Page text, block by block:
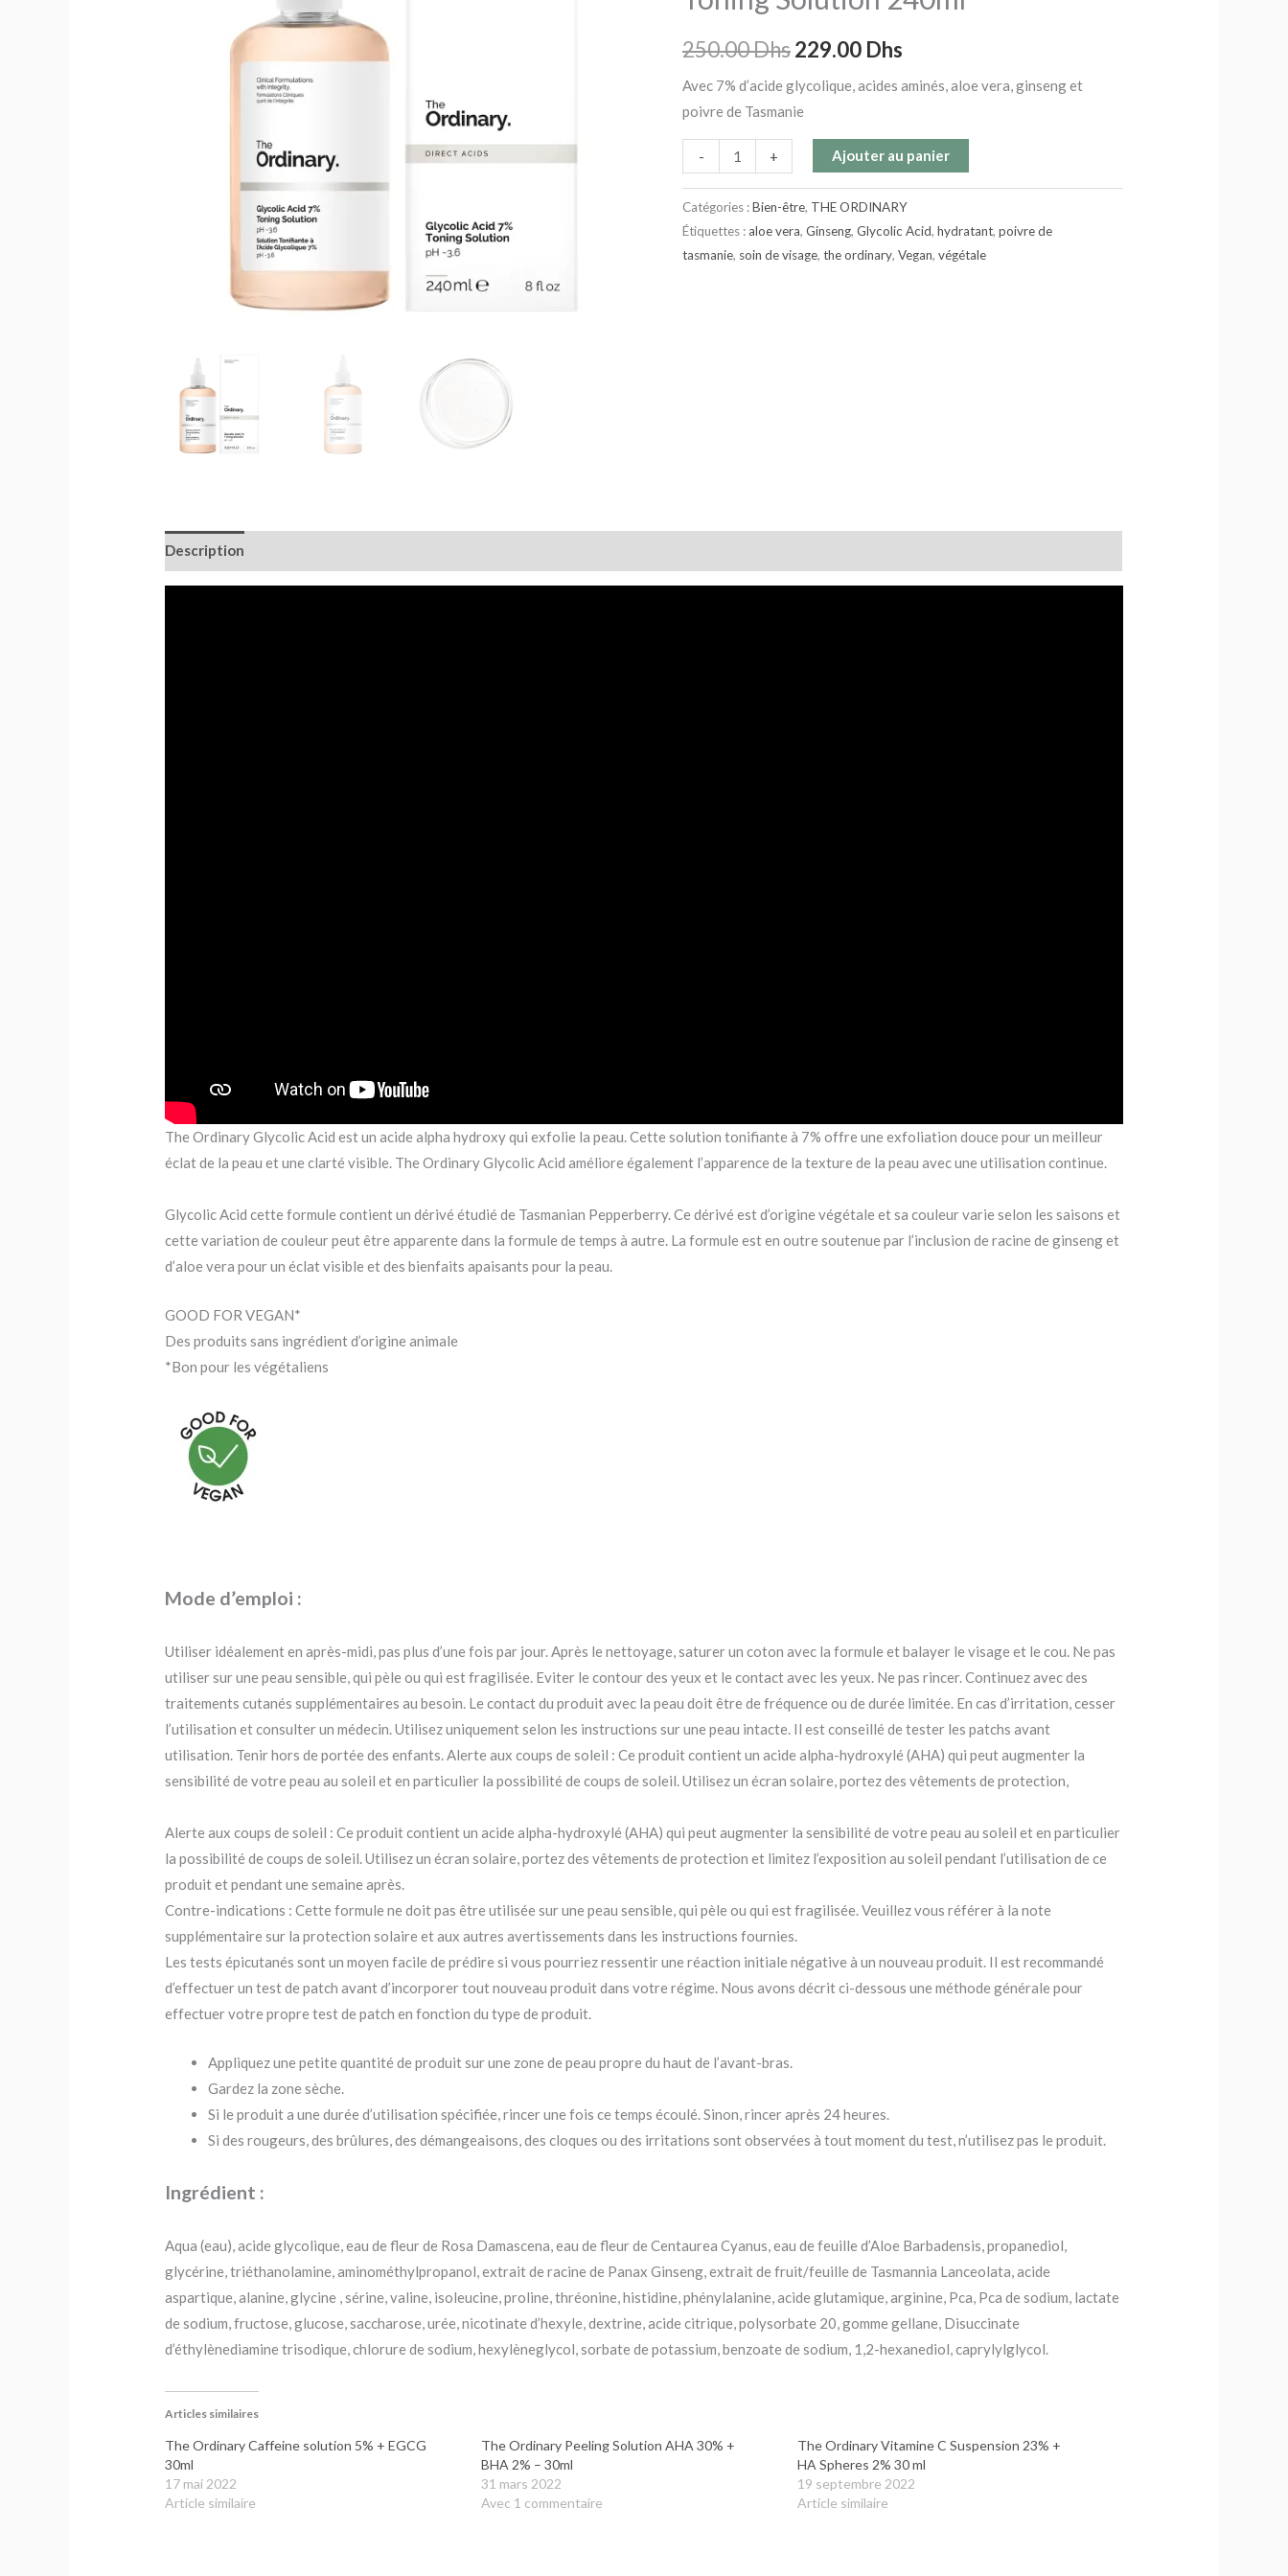
250.00Dhs229.00 Dhs
Avec 7% d’acide glycolique, acides aminés, aloe vera, ginseng et
poivre de Tasmanie
-
Toning
+ Ajouter au panier
Catégories :Bien-être, THE ORDINARY
Étiquettes :aloe vera, Ginseng, Glycolic Acid, hydratant, poivre de
tasmanie, soin de visage, the ordinary, Vegan, végétale
Description
The Ordinary Glycolic Acid est un acide alpha hydroxy qui exfolie la peau. Cette solution tonifiante à 7% offre une exfoliation douce pour un meilleur
éclat de la peau et une clarté visible. The Ordinary Glycolic Acid améliore également l’apparence de la texture de la peau avec une utilisation continue.
Glycolic Acid cette formule contient un dérivé étudié de Tasmanian Pepperberry. Ce dérivé est d’origine végétale et sa couleur varie selon les saisons et
cette variation de couleur peut être apparente dans la formule de temps à autre. La formule est en outre soutenue par l’inclusion de racine de ginseng et
d’aloe vera pour un éclat visible et des bienfaits apaisants pour la peau.
GOOD FOR VEGAN*
Des produits sans ingrédient d’origine animale
*Bon pour les végétaliens
Mode d’emploi :
Utiliser idéalement en après-midi, pas plus d’une fois par jour. Après le nettoyage, saturer un coton avec la formule et balayer le visage et le cou. Ne pas
utiliser sur une peau sensible, qui pèle ou qui est fragilisée. Eviter le contour des yeux et le contact avec les yeux. Ne pas rincer. Continuez avec des
traitements cutanés supplémentaires au besoin. Le contact du produit avec la peau doit être de fréquence ou de durée limitée. En cas d’irritation, cesser
l’utilisation et consulter un médecin. Utilisez uniquement selon les instructions sur une peau intacte. Il est conseillé de tester les patchs avant
utilisation. Tenir hors de portée des enfants. Alerte aux coups de soleil : Ce produit contient un acide alpha-hydroxylé (AHA) qui peut augmenter la
sensibilité de votre peau au soleil et en particulier la possibilité de coups de soleil. Utilisez un écran solaire, portez des vêtements de protection,
Alerte aux coups de soleil : Ce produit contient un acide alpha-hydroxylé (AHA) qui peut augmenter la sensibilité de votre peau au soleil et en particulier
la possibilité de coups de soleil. Utilisez un écran solaire, portez des vêtements de protection et limitez l’exposition au soleil pendant l’utilisation de ce
produit et pendant une semaine après.
Contre-indications : Cette formule ne doit pas être utilisée sur une peau sensible, qui pèle ou qui est fragilisée. Veuillez vous référer à la note
supplémentaire sur la protection solaire et aux autres avertissements dans les instructions fournies.
Les tests épicutanés sont un moyen facile de prédire si vous pourriez ressentir une réaction initiale négative à un nouveau produit. Il est recommandé
d’effectuer un test de patch avant d’incorporer tout nouveau produit dans votre régime. Nous avons décrit ci-dessous une méthode générale pour
effectuer votre propre test de patch en fonction du type de produit.
Appliquez une petite quantité de produit sur une zone de peau propre du haut de l’avant-bras.
Gardez la zone sèche.
Si le produit a une durée d’utilisation spécifiée, rincer une fois ce temps écoulé. Sinon, rincer après 24 heures.
Si des rougeurs, des brûlures, des démangeaisons, des cloques ou des irritations sont observées à tout moment du test, n’utilisez pas le produit.
Ingrédient :
Aqua (eau), acide glycolique, eau de fleur de Rosa Damascena, eau de fleur de Centaurea Cyanus, eau de feuille d’Aloe Barbadensis, propanediol,
glycérine, triéthanolamine, aminométhylpropanol, extrait de racine de Panax Ginseng, extrait de fruit/feuille de Tasmannia Lanceolata, acide
aspartique, alanine, glycine , sérine, valine, isoleucine, proline, thréonine, histidine, phénylalanine, acide glutamique, arginine, Pca, Pca de sodium, lactate
de sodium, fructose, glucose, saccharose, urée, nicotinate d’hexyle, dextrine, acide citrique, polysorbate 20, gomme gellane, Disuccinate
d’éthylènediamine trisodique, chlorure de sodium, hexylèneglycol, sorbate de potassium, benzoate de sodium, 1,2-hexanediol, caprylylglycol.
Articles similaires
The Ordinary Caffeine solution 5% + EGCG
30ml
17 mai 2022
Article similaire
The Ordinary Peeling Solution AHA 30% +
BHA 2% – 30ml
31 mars 2022
Avec 1 commentaire
The Ordinary Vitamine C Suspension 23% +
HA Spheres 2% 30 ml
19 septembre 2022
Article similaire